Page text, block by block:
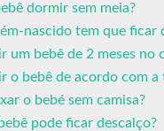
dormir sem meia?
nascido tem que ficar
um bebê de 2 meses no
o bebê de acordo com
o bebé sem camisa?
pode ficar descalço?